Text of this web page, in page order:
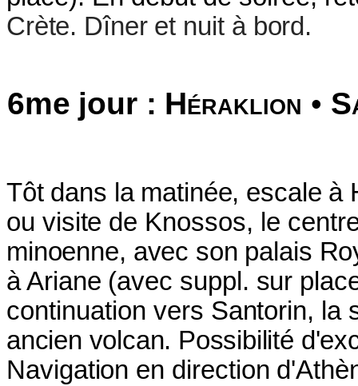
Crète. Dîner et nuit à bord.
6me jour : Héraklion •
Tôt dans la matinée, escale à
ou visite de Knossos, le
minoenne, avec son palais
à Ariane (avec suppl. sur
continuation vers Santorin, la
ancien volcan. Possibilité
Navigation en direction